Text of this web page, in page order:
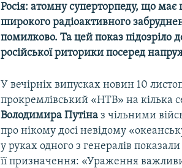
Росія: атомну суперторпеду, що
широкого радіоактивного
помилково. Та цей показ підозріло
російської риторики посеред
У вечірніх випусках новин 10
прокремлівський «НТВ» на кілька
Володимира Путіна з чільними
про нікому досі невідому
у руках одного з генералів
її призначення: «Ураження